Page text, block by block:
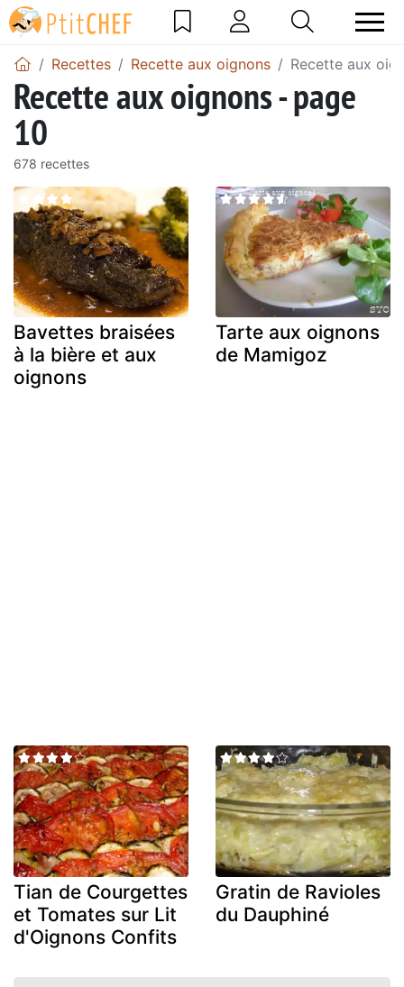
Recettes Recette aux oignons Recette aux
Recette aux oignons - page
10
678 recettes
Bavettes braisées
à la bière et aux
oignons
Tarte aux oignons
de Mamigoz
Tian de Courgettes
et Tomates sur Lit
d'Oignons Confits
Gratin de Ravioles
du Dauphiné